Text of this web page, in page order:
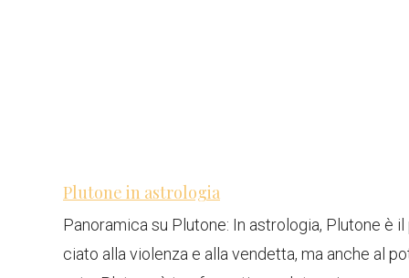
Plutone in astrologia
Panoramica su Plutone: In astrologia, Plutone è
ciato alla violenza e alla vendetta, ma anche al